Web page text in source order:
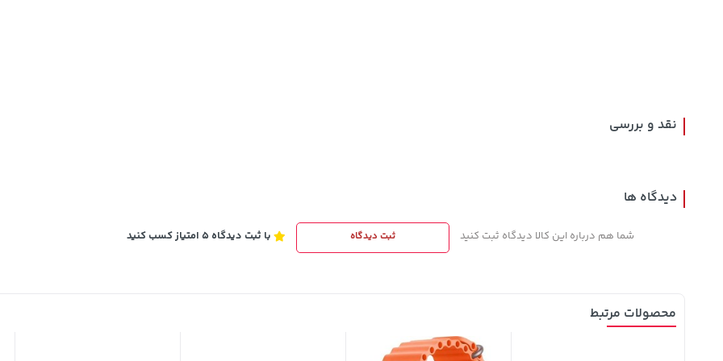
نقد و بررسی
دیدگاه ها
شما هم درباره این کالا دیدگاه ثبت کنید ثبت دیدگاه با ثبت دیدگاه 5 امتیاز کسب کنید
محصولات مرتبط